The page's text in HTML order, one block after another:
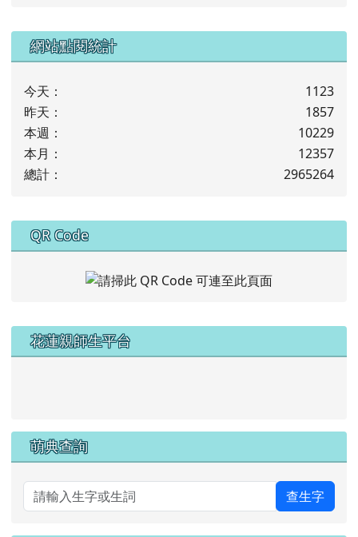
下中左區域內容
網站點閱統計
今天：
1123
昨天：
1857
本週：
10229
本月：
12357
總計：
2965264
下中右區域內容
QR Code
左邊區域內容
花蓮親師生平台
萌典查詢
查生字